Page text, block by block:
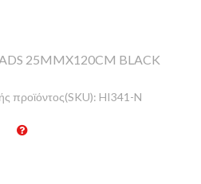
25MMX120CM BLACK
προϊόντος(SKU): HI341-N